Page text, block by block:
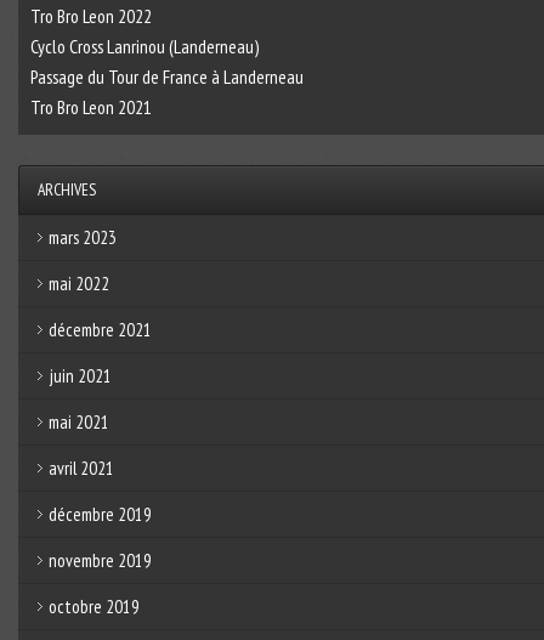
Tro Bro Leon 2022
Cyclo Cross Lanrinou (Landerneau)
Passage du Tour de France à Landerneau
Tro Bro Leon 2021
ARCHIVES
mars 2023
mai 2022
décembre 2021
juin 2021
mai 2021
avril 2021
décembre 2019
novembre 2019
octobre 2019